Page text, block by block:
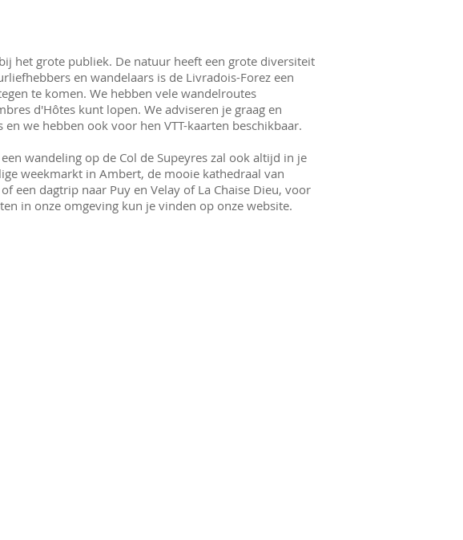
het grote publiek. De natuur heeft een grote diversiteit
en wandelaars is de Livradois-Forez een
te komen. We hebben vele wandelroutes
d'Hôtes kunt lopen. We adviseren je graag en
we hebben ook voor hen VTT-kaarten beschikbaar.
wandeling op de Col de Supeyres zal ook altijd in je
weekmarkt in Ambert, de mooie kathedraal van
een dagtrip naar Puy en Velay of La Chaise Dieu, voor
in onze omgeving kun je vinden op onze website.